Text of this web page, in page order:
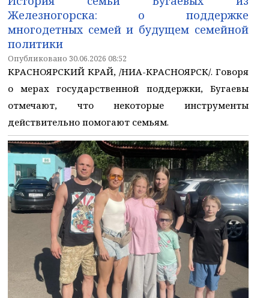
Железногорска: о поддержке
многодетных семей и будущем семейной
политики
Опубликовано 30.06.2026 08:52
КРАСНОЯРСКИЙ КРАЙ, /НИА-КРАСНОЯРСК/. Говоря
о мерах государственной поддержки, Бугаевы
отмечают, что некоторые инструменты
действительно помогают семьям.